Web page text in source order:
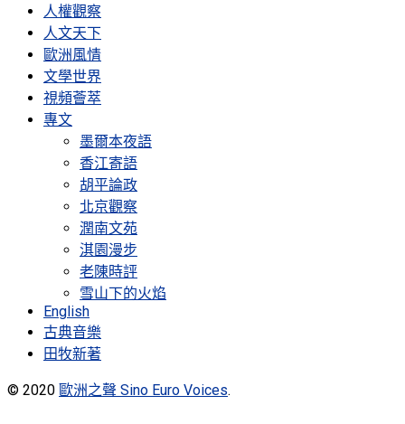
人權觀察
人文天下
歐洲風情
文學世界
視頻薈萃
專文
墨爾本夜語
香江寄語
胡平論政
北京觀察
潤南文苑
淇園漫步
老陳時評
雪山下的火焰
English
古典音樂
田牧新著
© 2020 歐洲之聲 Sino Euro Voices.